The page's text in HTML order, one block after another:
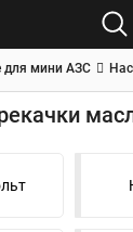
для мини АЗС